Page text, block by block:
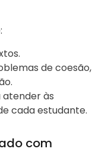
de coesão,
às
cada estudante.
com